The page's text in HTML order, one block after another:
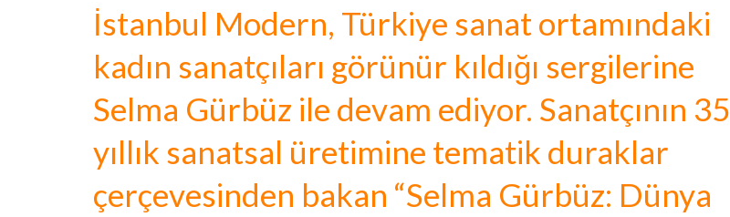
İstanbul Modern, Türkiye sanat ortamındaki
kadın sanatçıları görünür kıldığı sergilerine
Selma Gürbüz ile devam ediyor. Sanatçının 35
yıllık sanatsal üretimine tematik duraklar
çerçevesinden bakan “Selma Gürbüz: Dünya